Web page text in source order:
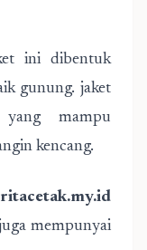
ini dibentuk
gunung. jaket
mampu
kencang.
mempunyai